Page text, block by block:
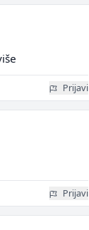
Prijavi
Prijavi